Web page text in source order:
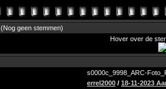
(Nog geen stemmen)
Hover over de
s0000c_9998_ARC-
errel2000 / 18-11-2023